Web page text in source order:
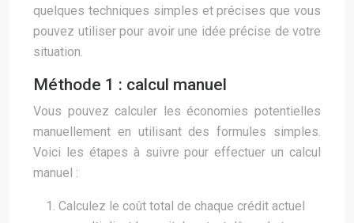
quelques techniques simples et précises que vous
pouvez utiliser pour avoir une idée précise de votre
situation.
Méthode 1 : calcul manuel
Vous pouvez calculer les économies potentielles
manuellement en utilisant des formules simples.
Voici les étapes à suivre pour effectuer un calcul
manuel :
Calculez le coût total de chaque crédit actuel